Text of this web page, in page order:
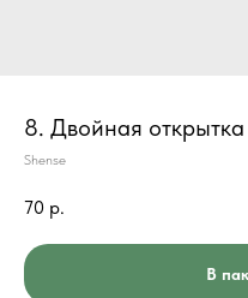
8. Двойная
Shense
70 р.
В